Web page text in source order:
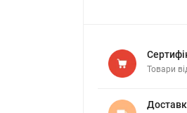
Товари